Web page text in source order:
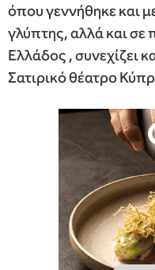
όπου γεννήθηκε και
γλύπτης, αλλά και σε
Ελλάδος , συνεχίζει
Σατιρικό θέατρο